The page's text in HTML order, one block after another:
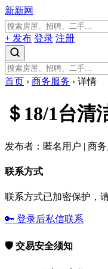
新新网
+ 发布 登录 注册
首页 › 商务服务 › 详情
＄18/1台清
发布者：匿名用户 | 商
联系方式
联系方式已加密保护，
🔑 登录后私信联系
🛡️ 交易安全须知